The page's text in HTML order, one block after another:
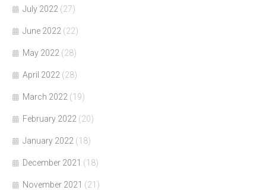
July 2022 (27)
June 2022 (22)
May 2022 (28)
April 2022 (28)
March 2022 (19)
February 2022 (20)
January 2022 (18)
December 2021 (18)
November 2021 (21)